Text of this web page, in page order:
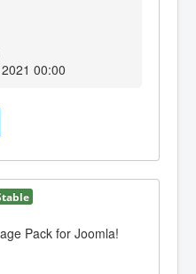
00:00
Pack for Joomla!